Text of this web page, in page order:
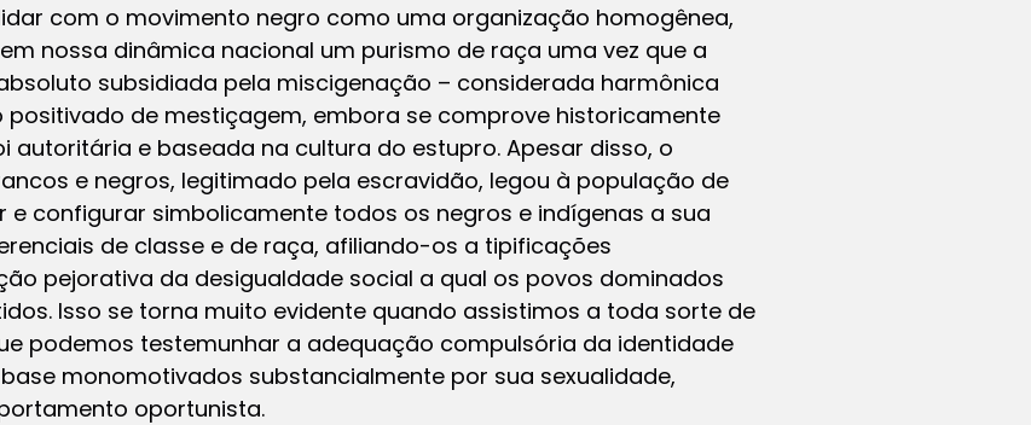
com o movimento negro como uma organização homogênea,
nossa dinâmica nacional um purismo de raça uma vez que a
subsidiada pela miscigenação – considerada harmônica
de mestiçagem, embora se comprove historicamente
autoritária e baseada na cultura do estupro. Apesar disso, o
e negros, legitimado pela escravidão, legou à população de
e configurar simbolicamente todos os negros e indígenas a sua
de classe e de raça, afiliando-os a tipificações
pejorativa da desigualdade social a qual os povos dominados
Isso se torna muito evidente quando assistimos a toda sorte de
podemos testemunhar a adequação compulsória da identidade
monomotivados substancialmente por sua sexualidade,
oportunista.